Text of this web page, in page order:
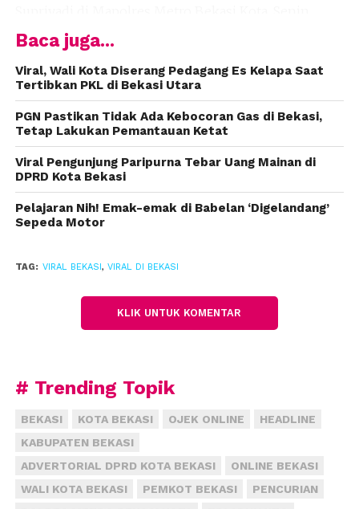
(18/10).
Ucapan VLL yang viral bermula ketika sedang
menginterogasi seorang pemuda yang masuk dalam
di Pekayon, Bekasi Selatan pada Selasa malam lalu.
“Tersangka menanyakan identitas dan tujuan masuk
ke dalam proyek,” kata Supriyadi.
Pemuda itu, kata dia, menjawab dengan berbelit. Hal
kata-kata bermuatan SARA. Bersamaan dengan itu
perkara ini, barang bukti yang diamankan polisi
antara lain sebuah flashdisk yang berisi rekaman
dan buah baju milik tersangka.
Penyidik menjeratnya dengan pasal 16 Jo Pasal 4
Undang-undang RI Nomor 40 tahun 2008 tentang
Baca juga...
Viral, Wali Kota Diserang Pedagang Es Kelapa Saat
Tertibkan PKL di Bekasi Utara
PGN Pastikan Tidak Ada Kebocoran Gas di Bekasi,
Tetap Lakukan Pemantauan Ketat
Viral Pengunjung Paripurna Tebar Uang Mainan di
DPRD Kota Bekasi
Pelajaran Nih! Emak-emak di Babelan ‘Digelandang’
Sepeda Motor
TAG: VIRAL BEKASI, VIRAL DI BEKASI
KLIK UNTUK KOMENTAR
# Trending Topik
BEKASI KOTA BEKASI OJEK ONLINE
HEADLINE
KABUPATEN BEKASI
ADVERTORIAL DPRD KOTA BEKASI
ONLINE BEKASI
WALI KOTA BEKASI
PEMKOT BEKASI
PENCURIAN